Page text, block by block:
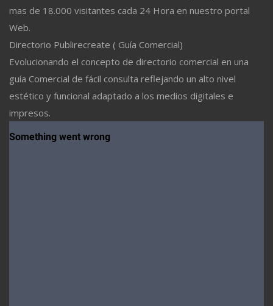
mas de 18.000 visitantes cada 24 Hora en nuestro portal
Web.
Directorio Publirecreate ( Guía Comercial)
Evolucionando el concepto de directorio comercial en una
guía Comercial de fácil consulta reflejando un alto nivel
estético y funcional adaptado a los medios digitales e
impresos.